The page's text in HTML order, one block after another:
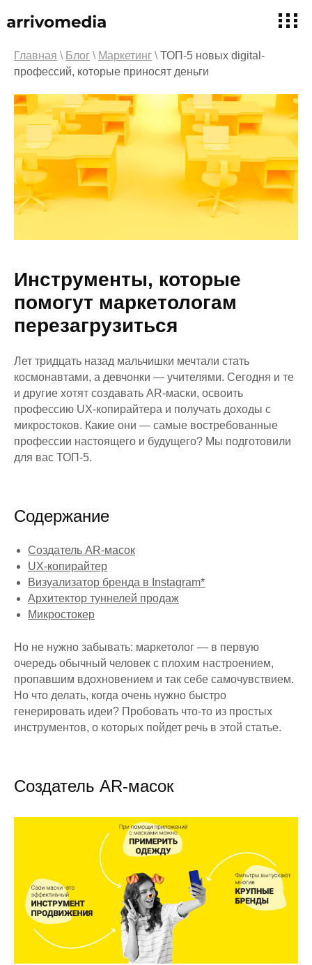
Главная \ Блог \ Маркетинг \ ТОП-5 новых digital-
профессий, которые приносят деньги
Инструменты, которые
помогут маркетологам
перезагрузиться
Лет тридцать назад мальчишки мечтали стать
космонавтами, а девчонки — учителями. Сегодня и те
и другие хотят создавать AR-маски, освоить
профессию UX-копирайтера и получать доходы с
микростоков. Какие они — самые востребованные
профессии настоящего и будущего? Мы подготовили
для вас ТОП-5.
Содержание
Создатель AR-масок
UX-копирайтер
Визуализатор бренда в Instagram*
Архитектор туннелей продаж
Микростокер
Но не нужно забывать: маркетолог — в первую
очередь обычный человек с плохим настроением,
пропавшим вдохновением и так себе самочувствием.
Но что делать, когда очень нужно быстро
генерировать идеи? Пробовать что-то из простых
инструментов, о которых пойдет речь в этой статье.
Создатель AR-масок